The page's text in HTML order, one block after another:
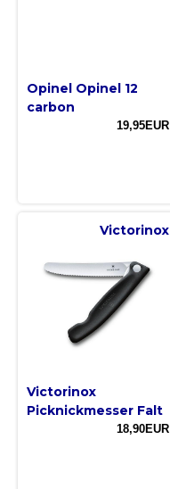
Opinel Opinel 12
carbon
19,95EUR
Victorinox
Victorinox
Picknickmesser Falt
18,90EUR